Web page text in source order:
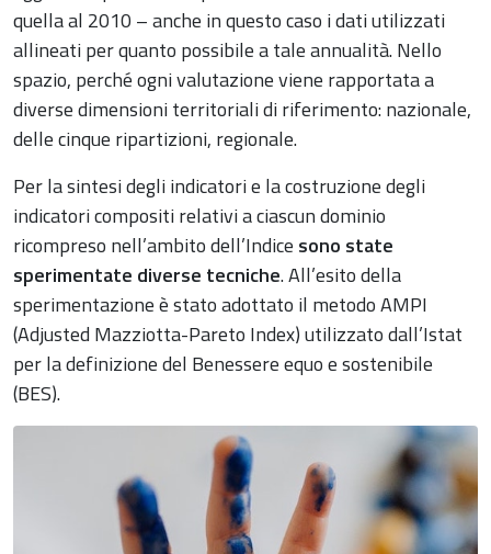
quella al 2010 – anche in questo caso i dati utilizzati
allineati per quanto possibile a tale annualità. Nello
spazio, perché ogni valutazione viene rapportata a
diverse dimensioni territoriali di riferimento: nazionale,
delle cinque ripartizioni, regionale.
Per la sintesi degli indicatori e la costruzione degli
indicatori compositi relativi a ciascun dominio
ricompreso nell’ambito dell’Indice sono state
sperimentate diverse tecniche. All’esito della
sperimentazione è stato adottato il metodo AMPI
(Adjusted Mazziotta-Pareto Index) utilizzato dall’Istat
per la definizione del Benessere equo e sostenibile
(BES).